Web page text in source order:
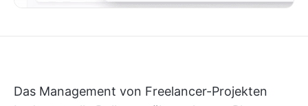
Das Management von Freelancer-Projekten